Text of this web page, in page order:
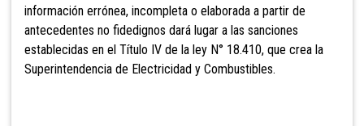
información errónea, incompleta o elaborada a partir de
antecedentes no fidedignos dará lugar a las sanciones
establecidas en el Título IV de la ley N° 18.410, que crea la
Superintendencia de Electricidad y Combustibles.